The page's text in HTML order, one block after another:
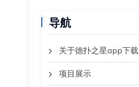
导航
关于德扑之星app下载
项目展示